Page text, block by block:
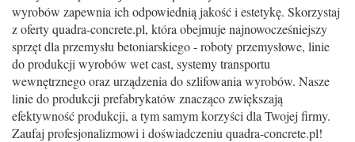
wyrobów zapewnia ich odpowiednią jakość i estetykę. Skorzystaj
z oferty quadra-concrete.pl, która obejmuje najnowocześniejszy
sprzęt dla przemysłu betoniarskiego - roboty przemysłowe, linie
do produkcji wyrobów wet cast, systemy transportu
wewnętrznego oraz urządzenia do szlifowania wyrobów. Nasze
linie do produkcji prefabrykatów znacząco zwiększają
efektywność produkcji, a tym samym korzyści dla Twojej firmy.
Zaufaj profesjonalizmowi i doświadczeniu quadra-concrete.pl!